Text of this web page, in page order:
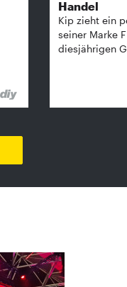
Handel
Kip zieht ein
seiner Marke
diesjährigen